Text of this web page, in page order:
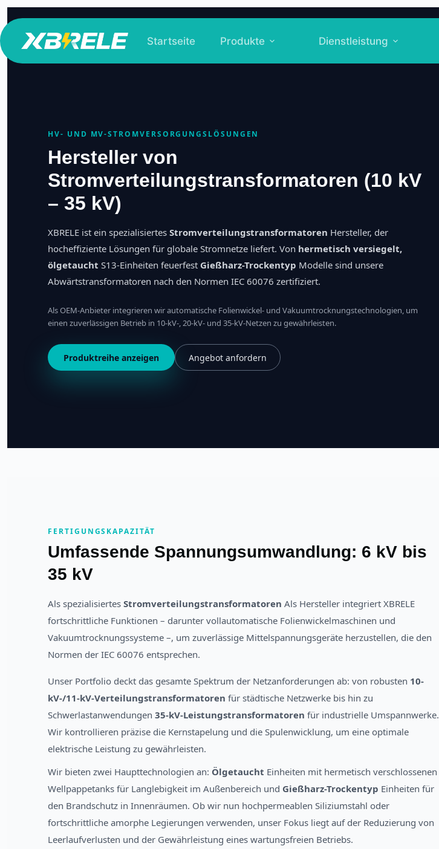
Zum
Inhalt
springen
Startseite Produkte Dienstleistung
HV- UND MV-STROMVERSORGUNGSLÖSUNGEN
Hersteller von
Stromverteilungstransformatoren (10 kV
– 35 kV)
XBRELE ist ein spezialisiertesStromverteilungstransformatoren Hersteller, der
hocheffiziente Lösungen für globale Stromnetze liefert. Von hermetisch versiegelt,
ölgetaucht S13-Einheiten feuerfest Gießharz-Trockentyp Modelle sind unsere
Abwärtstransformatoren nach den Normen IEC 60076 zertifiziert.
Als OEM-Anbieter integrieren wir automatische Folienwickel- und Vakuumtrocknungstechnologien, um
einen zuverlässigen Betrieb in 10-kV-, 20-kV- und 35-kV-Netzen zu gewährleisten.
Produktreihe anzeigen Angebot anfordern
FERTIGUNGSKAPAZITÄT
Umfassende Spannungsumwandlung: 6 kV bis
35 kV
Als spezialisiertesStromverteilungstransformatoren Als Hersteller integriert XBRELE
fortschrittliche Funktionen – darunter vollautomatische Folienwickelmaschinen und
Vakuumtrocknungssysteme –, um zuverlässige Mittelspannungsgeräte herzustellen, die den
Normen der IEC 60076 entsprechen.
Unser Portfolio deckt das gesamte Spektrum der Netzanforderungen ab: von robusten 10-
kV-/11-kV-Verteilungstransformatoren für städtische Netzwerke bis hin zu
Schwerlastanwendungen35-kV-Leistungstransformatoren für industrielle Umspannwerke.
Wir kontrollieren präzise die Kernstapelung und die Spulenwicklung, um eine optimale
elektrische Leistung zu gewährleisten.
Wir bieten zwei Haupttechnologien an: Ölgetaucht Einheiten mit hermetisch verschlossenen
Wellpappetanks für Langlebigkeit im Außenbereich und Gießharz-Trockentyp Einheiten für
den Brandschutz in Innenräumen. Ob wir nun hochpermeablen Siliziumstahl oder
fortschrittliche amorphe Legierungen verwenden, unser Fokus liegt auf der Reduzierung von
Leerlaufverlusten und der Gewährleistung eines wartungsfreien Betriebs.